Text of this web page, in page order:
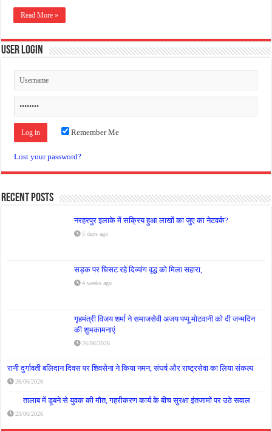
Read More »
User Login
Remember Me
Lost your password?
Recent Posts
नरहरपुर इलाके में सक्रिय हुआ लाखों का जुए का नेटवर्क?
5 days ago
सड़क पर घिसट रहे दिव्यांग वृद्ध को मिला सहारा,
4 weeks ago
गृहमंत्री विजय शर्मा ने समाजसेवी अजय पप्पू मोटवानी को दी जन्मदिन
की शुभकामनाएं
26/06/2026
रानी दुर्गावती बलिदान दिवस पर शिवसेना ने किया नमन, संघर्ष और राष्ट्रसेवा का लिया संकल्प
26/06/2026
तालाब में डूबने से युवक की मौत, गहरीकरण कार्य के बीच सुरक्षा इंतजामों पर उठे सवाल
23/06/2026